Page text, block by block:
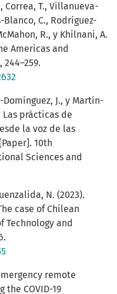
Correa, T., Villanueva-
C., Rodríguez-
R., y Khilnani, A.
Americas and
J., y Martín-
Las prácticas de
la voz de las
10th
Sciences and
N. (2023).
case of Chilean
Technology and
remote
COVID-19